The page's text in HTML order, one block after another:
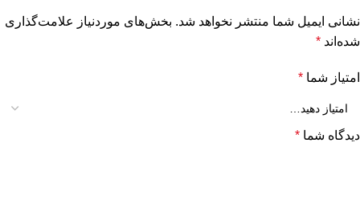
نشانی ایمیل شما منتشر نخواهد شد. بخش‌های موردنیاز علامت‌گذاری
شده‌اند *
امتیاز شما *
دیدگاه شما *